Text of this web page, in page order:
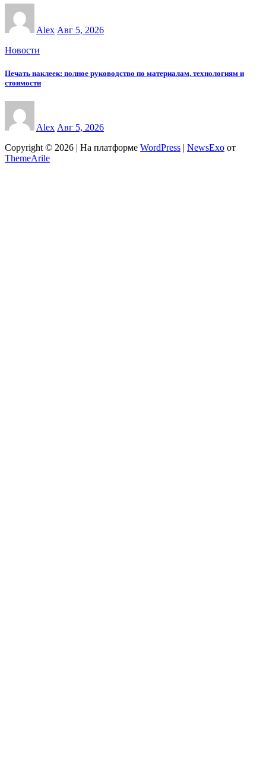
Alex Авг 5, 2026
Новости
Печать наклеек: полное руководство по материалам, технологиям и
стоимости
Alex Авг 5, 2026
Copyright © 2026 | На платформе WordPress NewsExo от
ThemeArile